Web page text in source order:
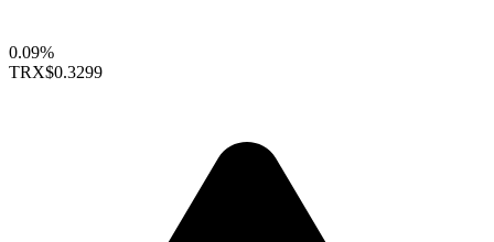
0.09%
TRX$0.3299